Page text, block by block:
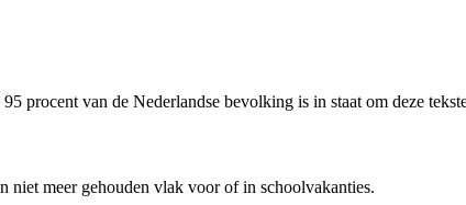
procent van de Nederlandse bevolking is in staat om deze
meer gehouden vlak voor of in schoolvakanties.